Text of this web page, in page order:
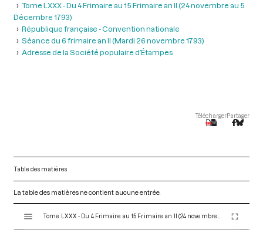
Tome LXXX - Du 4 Frimaire au 15 Frimaire an II (24 novembre au 5
Décembre 1793)
République française - Convention nationale
Séance du 6 frimaire an II (Mardi 26 novembre 1793)
Adresse de la Société populaire d’Étampes
TéléchargerPartager
Table des matières
La table des matières ne contient aucune entrée.